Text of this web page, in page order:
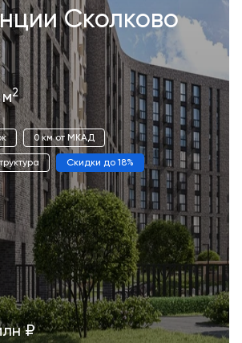
Сколково
м2
0 км от МКАД
Скидки до 18%
₽